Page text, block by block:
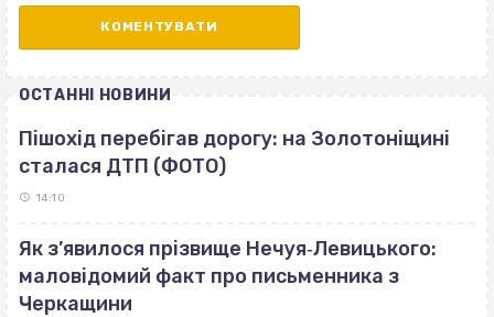
ОСТАННІ НОВИНИ
Пішохід перебігав дорогу: на Золотоніщині
сталася ДТП (ФОТО)
14:10
Як з’явилося прізвище Нечуя‐Левицького:
маловідомий факт про письменника з
Черкащини